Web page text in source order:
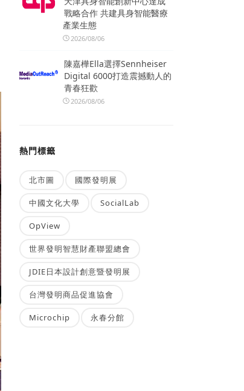
戰略合作 共建具身智能醫療
產業生態
2026/08/06
陳嘉樺Ella選擇Sennheiser
Digital 6000打造震撼動人的
青春狂歡
2026/08/06
熱門標籤
北市圖 國際發明展
中國文化大學 SocialLab
OpView
世界發明智慧財產聯盟總會
JDIE日本設計創意暨發明展
台灣發明商品促進協會
Microchip 永春分館